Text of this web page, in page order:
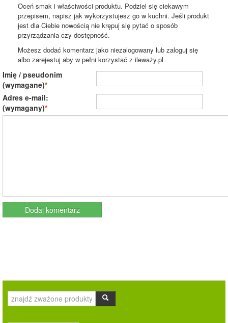
Oceń smak i właściwości produktu. Podziel się ciekawym
przepisem, napisz jak wykorzystujesz go w kuchni. Jeśli produkt
jest dla Ciebie nowością nie krępuj się pytać o sposób
przyrządzania czy dostępność.
Możesz dodać komentarz jako niezalogowany lub zaloguj się
albo zarejestuj aby w pełni korzystać z ileważy.pl
Imię / pseudonim
(wymagane)
Adres e-mail:
(wymagany)